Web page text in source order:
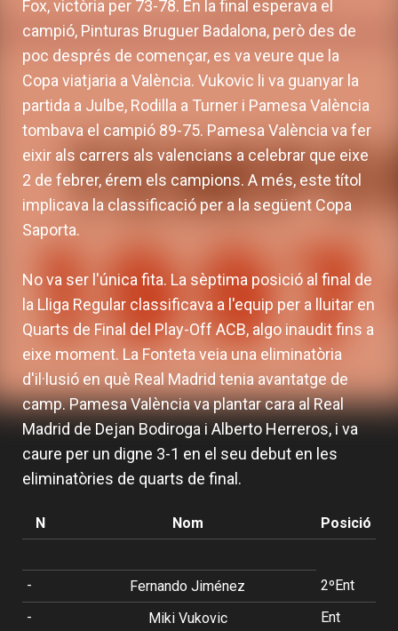
Fox, victòria per 73-78. En la final esperava el
campió, Pinturas Bruguer Badalona, però des de
poc després de començar, es va veure que la
Copa viatjaria a València. Vukovic li va guanyar la
partida a Julbe, Rodilla a Turner i Pamesa València
tombava el campió 89-75. Pamesa València va fer
eixir als carrers als valencians a celebrar que eixe
2 de febrer, érem els campions. A més, este títol
implicava la classificació per a la següent Copa
Saporta.
No va ser l'única fita. La sèptima posició al final de
la Lliga Regular classificava a l'equip per a lluitar en
Quarts de Final del Play-Off ACB, algo inaudit fins a
eixe moment. La Fonteta veia una eliminatòria
d'il·lusió en què Real Madrid tenia avantatge de
camp. Pamesa València va plantar cara al Real
Madrid de Dejan Bodiroga i Alberto Herreros, i va
caure per un digne 3-1 en el seu debut en les
eliminatòries de quarts de final.
N Nom Posició
- Fernando Jiménez
2ºEnt
-
Miki Vukovic
Ent